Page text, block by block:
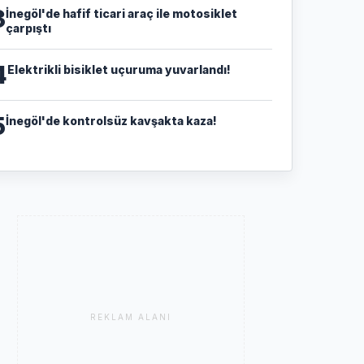
İnegöl'de hafif ticari araç ile motosiklet
çarpıştı
Elektrikli bisiklet uçuruma yuvarlandı!
İnegöl'de kontrolsüz kavşakta kaza!
REKLAM ALANI